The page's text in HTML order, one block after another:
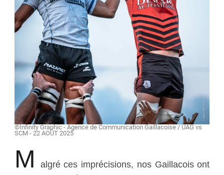
©Infinity Graphic - Agence de Communication Gaillacoise / UAG vs
SCM - 22 AOÛT 2025
M
algré ces imprécisions, nos Gaillacois ont